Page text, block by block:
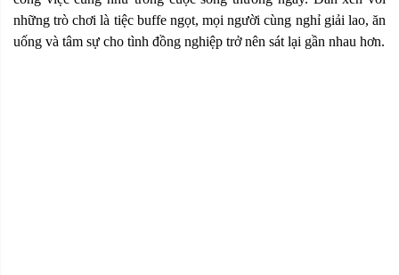
những trò chơi là tiệc buffe ngọt, mọi người cùng nghỉ giải lao, ăn
uống và tâm sự cho tình đồng nghiệp trở nên sát lại gần nhau hơn.